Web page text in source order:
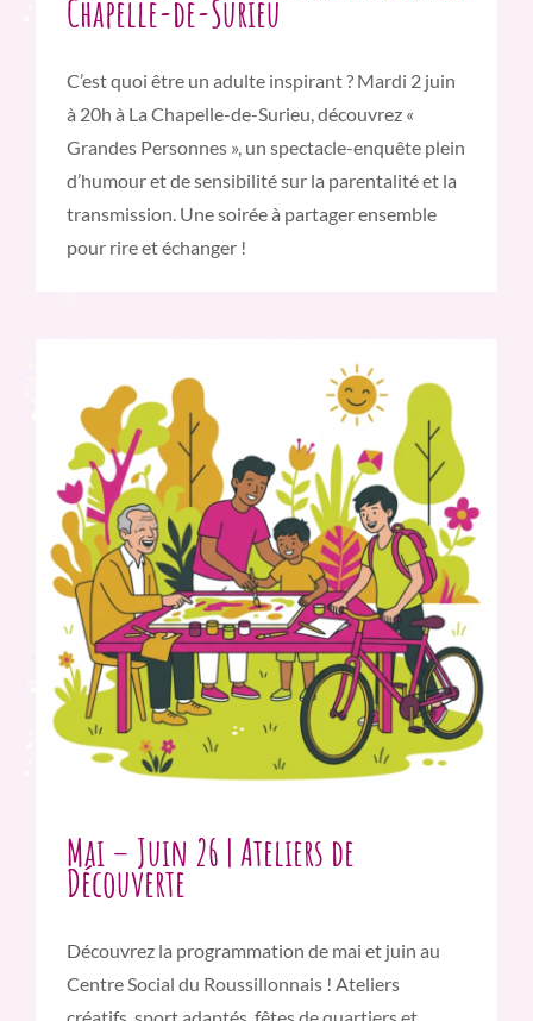
Chapelle-de-Surieu
C’est quoi être un adulte inspirant ? Mardi 2 juin
à 20h à La Chapelle-de-Surieu, découvrez «
Grandes Personnes », un spectacle-enquête plein
d’humour et de sensibilité sur la parentalité et la
transmission. Une soirée à partager ensemble
pour rire et échanger !
Mai – Juin 26 | Ateliers de
Découverte
Découvrez la programmation de mai et juin au
Centre Social du Roussillonnais ! Ateliers